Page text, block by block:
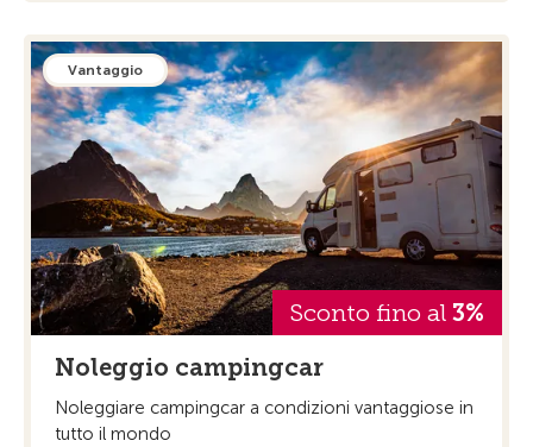
Vantaggio
Sconto fino al 3%
Noleggio campingcar
Noleggiare campingcar a condizioni vantaggiose in
tutto il mondo